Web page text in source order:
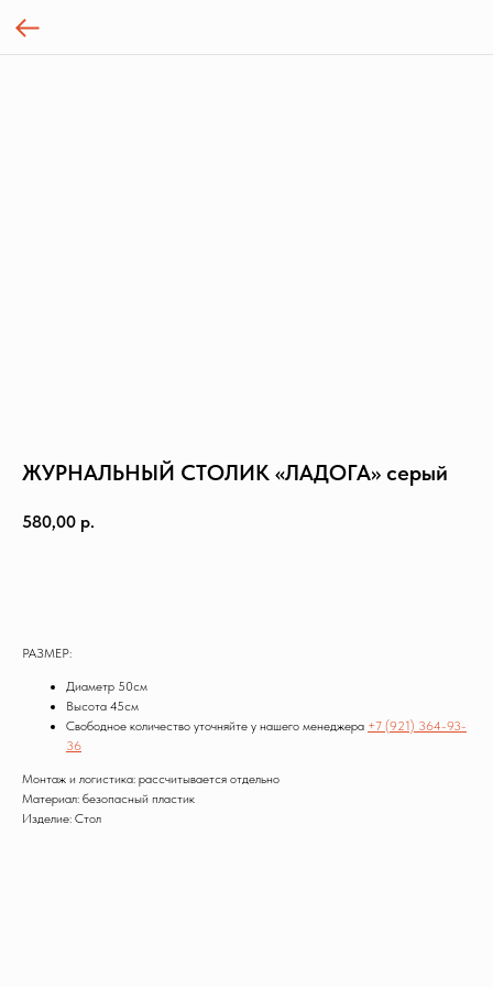
ЖУРНАЛЬНЫЙ СТОЛИК «ЛАДОГА» серый
580,00 р.
РАЗМЕР:
Диаметр 50см
Высота 45см
Свободное количество уточняйте у нашего менеджера +7 (921) 364-93-
36
Монтаж и логистика: рассчитывается отдельно
Материал: безопасный пластик
Изделие: Стол